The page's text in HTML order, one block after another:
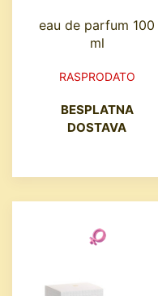
eau de parfum 100
ml
RASPRODATO
BESPLATNA
DOSTAVA